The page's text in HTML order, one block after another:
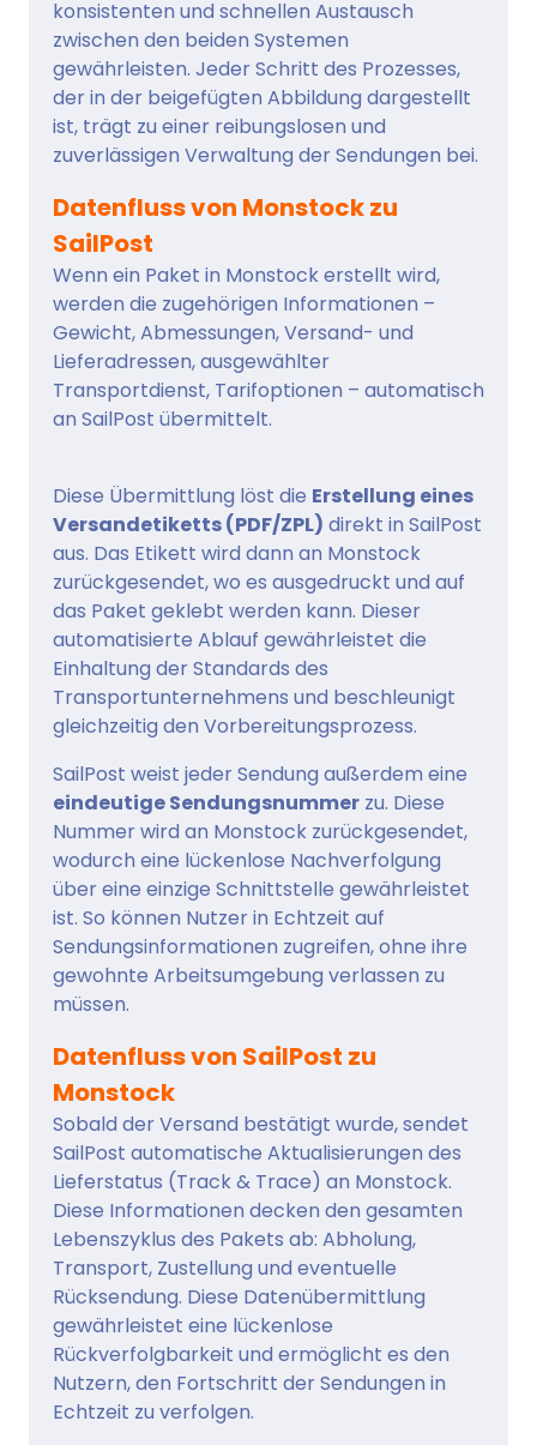
konsistenten und schnellen Austausch
zwischen den beiden Systemen
gewährleisten. Jeder Schritt des Prozesses,
der in der beigefügten Abbildung dargestellt
ist, trägt zu einer reibungslosen und
zuverlässigen Verwaltung der Sendungen bei.
Datenfluss von Monstock zu
SailPost
Wenn ein Paket in Monstock erstellt wird,
werden die zugehörigen Informationen –
Gewicht, Abmessungen, Versand- und
Lieferadressen, ausgewählter
Transportdienst, Tarifoptionen – automatisch
an SailPost übermittelt.
Diese Übermittlung löst die Erstellung eines
Versandetiketts (PDF/ZPL) direkt in SailPost
aus. Das Etikett wird dann an Monstock
zurückgesendet, wo es ausgedruckt und auf
das Paket geklebt werden kann. Dieser
automatisierte Ablauf gewährleistet die
Einhaltung der Standards des
Transportunternehmens und beschleunigt
gleichzeitig den Vorbereitungsprozess.
SailPost weist jeder Sendung außerdem eine
eindeutige Sendungsnummer zu. Diese
Nummer wird an Monstock zurückgesendet,
wodurch eine lückenlose Nachverfolgung
über eine einzige Schnittstelle gewährleistet
ist. So können Nutzer in Echtzeit auf
Sendungsinformationen zugreifen, ohne ihre
gewohnte Arbeitsumgebung verlassen zu
müssen.
Datenfluss von SailPost zu
Monstock
Sobald der Versand bestätigt wurde, sendet
SailPost automatische Aktualisierungen des
Lieferstatus (Track & Trace) an Monstock.
Diese Informationen decken den gesamten
Lebenszyklus des Pakets ab: Abholung,
Transport, Zustellung und eventuelle
Rücksendung. Diese Datenübermittlung
gewährleistet eine lückenlose
Rückverfolgbarkeit und ermöglicht es den
Nutzern, den Fortschritt der Sendungen in
Echtzeit zu verfolgen.